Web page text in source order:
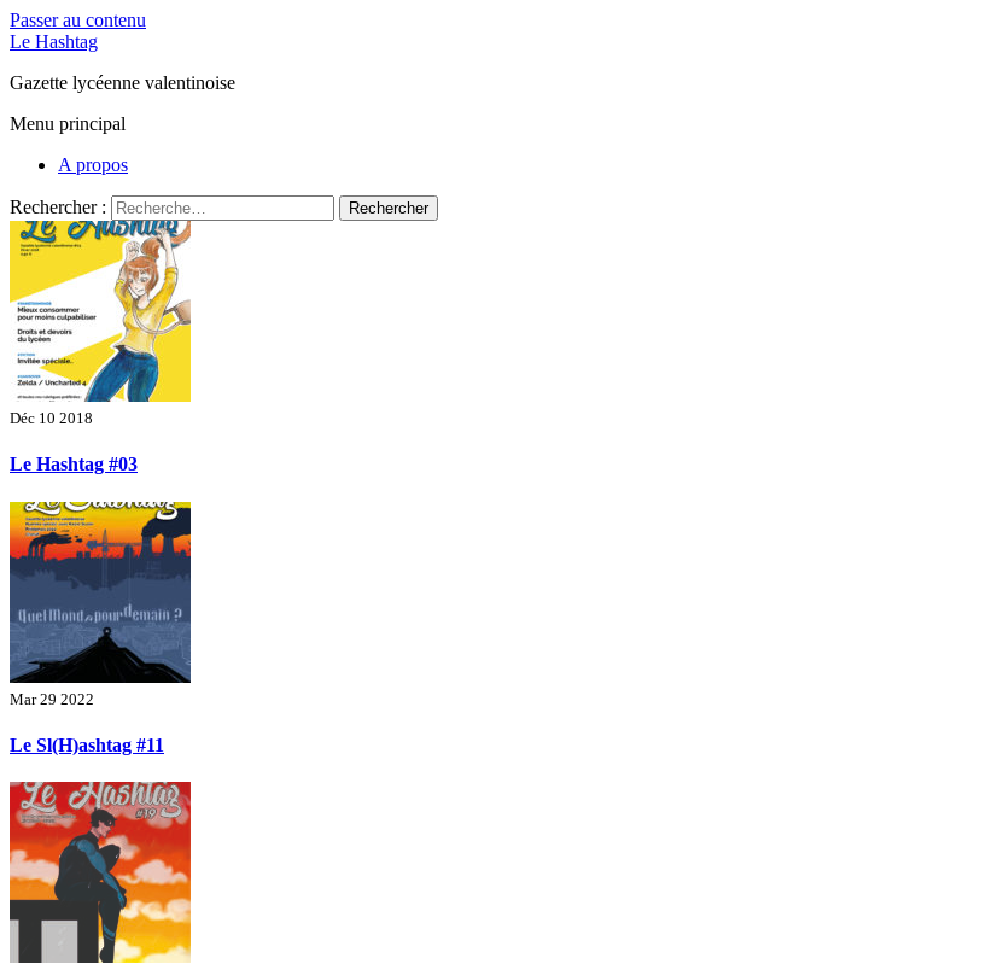
Passer au contenu
Le Hashtag
Gazette lycéenne valentinoise
Menu principal
A propos
Rechercher :
Déc 10 2018
Le Hashtag #03
Mar 29 2022
Le Sl(H)ashtag #11